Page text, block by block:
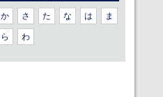
か さ た な は ま
ら わ